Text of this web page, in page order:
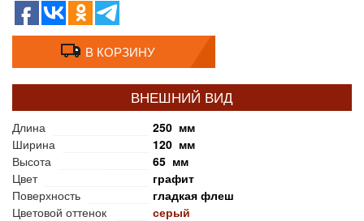
В КОРЗИНУ
ВНЕШНИЙ ВИД
Длина
250 мм
Ширина
120 мм
Высота
65 мм
Цвет
графит
Поверхность
гладкая флеш
Цветовой оттенок
серый